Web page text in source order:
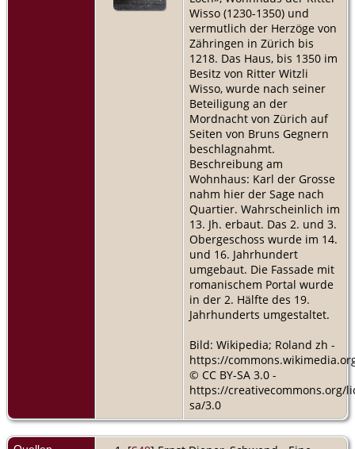
Wisso (1230-1350) und
vermutlich der Herzöge von
Zähringen in Zürich bis
1218. Das Haus, bis 1350 im
Besitz von Ritter Witzli
Wisso, wurde nach seiner
Beteiligung an der
Mordnacht von Zürich auf
Seiten von Bruns Gegnern
beschlagnahmt.
Beschreibung am
Wohnhaus: Karl der Grosse
nahm hier der Sage nach
Quartier. Wahrscheinlich im
13. Jh. erbaut. Das 2. und 3.
Obergeschoss wurde im 14.
und 16. Jahrhundert
umgebaut. Die Fassade mit
romanischem Portal wurde
in der 2. Hälfte des 19.
Jahrhunderts umgestaltet.
Bild: Wikipedia; Roland zh -
https://
© CC BY-SA 3.0 -
https://creativecommons.org/
sa/3.0